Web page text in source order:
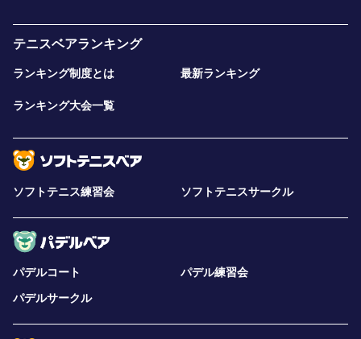
テニスベアランキング
ランキング制度とは 最新ランキング
ランキング大会一覧
ソフトテニス練習会 ソフトテニスサークル
パデルコート
パデル練習会
パデルサークル